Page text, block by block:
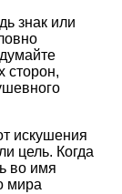
знак или
сторон,
искушения
цель. Когда
во имя
мира